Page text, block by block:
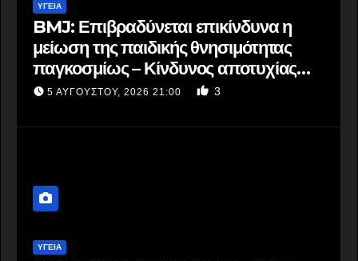
ΥΓΕΙΑ
BMJ: Επιβραδύνεται επικίνδυνα η
μείωση της παιδικής θνησιμότητας
παγκοσμίως – Κίνδυνος αποτυχίας
των στόχων έως το 2030
5 ΑΥΓΟΎΣΤΟΥ, 2026 21:00 3
ΥΓΕΙΑ